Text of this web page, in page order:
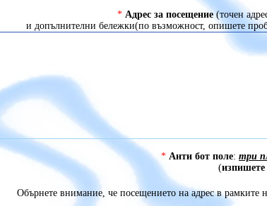
* Адрес за посещение(точен
и допълнителни бележки(по възможност, опишете
* Анти бот поле: три
(изпишете
Обърнете внимание, че посещението на адрес в рамките